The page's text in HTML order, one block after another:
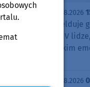
piątek, 07.08.2026
Raciąż melduje
sezonu w IV
się kolarskim
piątek, 07.08.2026